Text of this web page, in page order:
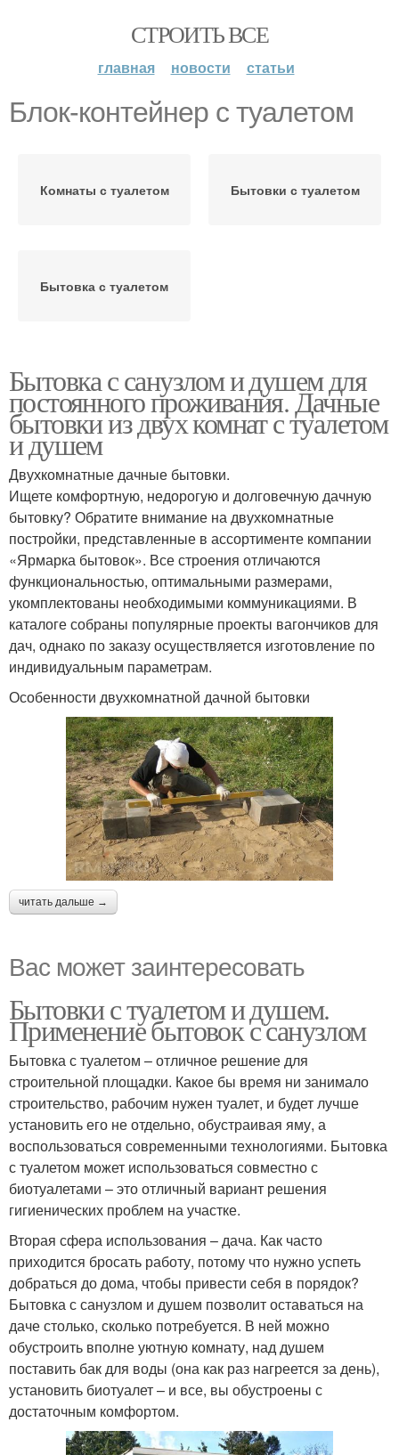
СТРОИТЬ ВСЕ
главная новости статьи
Блок-контейнер с туалетом
Комнаты с туалетом Бытовки с туалетом
Бытовка с туалетом
Бытовка с санузлом и душем для
постоянного проживания. Дачные
бытовки из двух комнат с туалетом
и душем
Двухкомнатные дачные бытовки.
Ищете комфортную, недорогую и долговечную дачную
бытовку? Обратите внимание на двухкомнатные
постройки, представленные в ассортименте компании
«Ярмарка бытовок». Все строения отличаются
функциональностью, оптимальными размерами,
укомплектованы необходимыми коммуникациями. В
каталоге собраны популярные проекты вагончиков для
дач, однако по заказу осуществляется изготовление по
индивидуальным параметрам.
Особенности двухкомнатной дачной бытовки
читать дальше →
Вас может заинтересовать
Бытовки с туалетом и душем.
Применение бытовок с санузлом
Бытовка с туалетом – отличное решение для
строительной площадки. Какое бы время ни занимало
строительство, рабочим нужен туалет, и будет лучше
установить его не отдельно, обустраивая яму, а
воспользоваться современными технологиями. Бытовка
с туалетом может использоваться совместно с
биотуалетами – это отличный вариант решения
гигиенических проблем на участке.
Вторая сфера использования – дача. Как часто
приходится бросать работу, потому что нужно успеть
добраться до дома, чтобы привести себя в порядок?
Бытовка с санузлом и душем позволит оставаться на
даче столько, сколько потребуется. В ней можно
обустроить вполне уютную комнату, над душем
поставить бак для воды (она как раз нагреется за день),
установить биотуалет – и все, вы обустроены с
достаточным комфортом.